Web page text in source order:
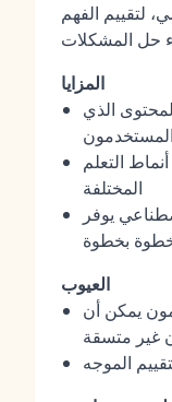
لتقييم الفهم
المزايا
الذي
التعلم
المختلفة
يوفر
بخطوة
العيوب
يمكن أن
غير متسقة
الموجه